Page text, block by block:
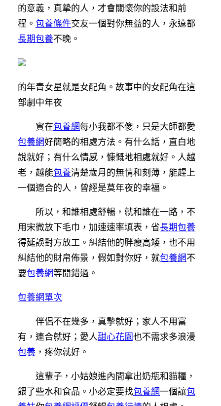
的意義，真摯的人，才會關懷你的設法和前
程。 包養條件交友一個對你無益的人，永遠都
長期包養不晚。
的年青女星就是女配角。故事中的女配角在這
部劇中年夜
實在包養網每小我都不傻，只是大師都愛
包養網好簡略的相處方法。有什么話，直白地
說就好；有什么情感，慷慨地相處就好。人越
老，越能包養清楚歲月的無情和刻薄，能趕上
一個適合的人，曾經是莫年夜的幸福。
所以，和誰相處舒暢，就和誰在一路，不
用宋微放下毛巾，加速速率填表，省長期包養
得延誤對方放工。糾結他的胖瘦高矮，也不用
糾結他的財帛佈景，假如對你好，就包養網不
要包養網等閒錯過。
包養網單次
伴侶不在幾多，真摯就好；家人不用富
有，連合就好；愛人甜心花園也不需求多浪漫
包養 ，疼你就好。
這輩子，小姑娘進內間拿出奶瓶和貓糧，
餵了些水和食品。小必定要找包養網一個讓包